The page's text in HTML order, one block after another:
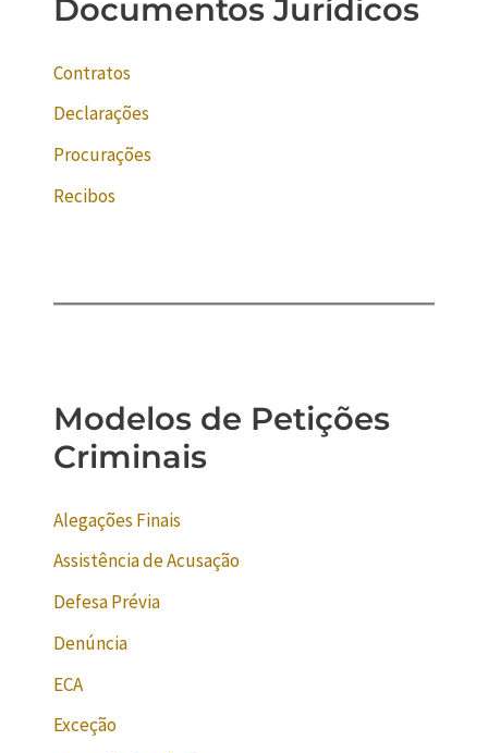
Documentos Jurídicos
Contratos
Declarações
Procurações
Recibos
Modelos de Petições
Criminais
Alegações Finais
Assistência de Acusação
Defesa Prévia
Denúncia
ECA
Exceção